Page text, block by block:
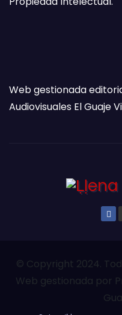
Web gestionada
Audiovisuales El Guaje
© Copyright 2024.
Web gestionada por